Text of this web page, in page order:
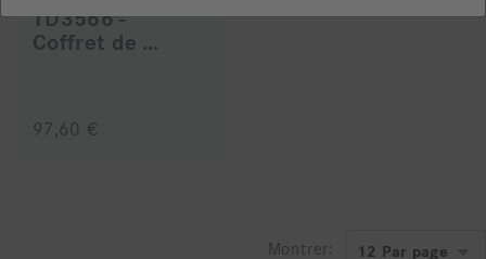
TD3566 -
Coffret de Mr RIZZO Denis
97,60 €
Montrer: